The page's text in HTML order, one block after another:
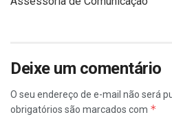
Deixe um comentário
O seu endereço de e-mail não será
obrigatórios são marcados com *